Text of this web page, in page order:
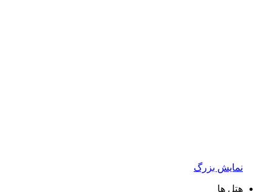
نمایش بزرگ
هتل ها